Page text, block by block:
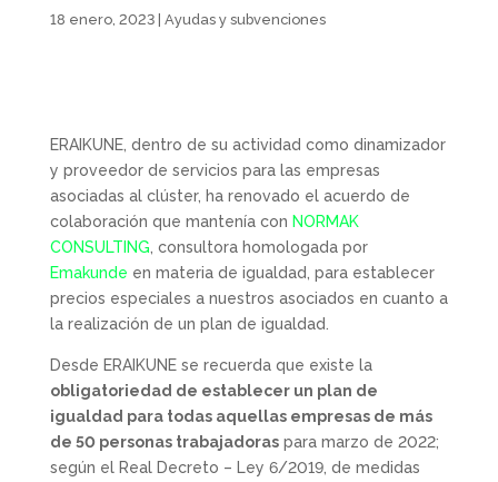
18 enero, 2023| Ayudas y subvenciones
ERAIKUNE, dentro de su actividad como dinamizador
y proveedor de servicios para las empresas
asociadas al clúster, ha renovado el acuerdo de
colaboración que mantenía con NORMAK
CONSULTING , consultora homologada por
Emakunde en materia de igualdad, para establecer
precios especiales a nuestros asociados en cuanto a
la realización de un plan de igualdad.
Desde ERAIKUNE se recuerda que existe la
obligatoriedad de establecer un plan de
igualdad para todas aquellas empresas de más
de 50 personas trabajadoraspara marzo de 2022;
según el Real Decreto – Ley 6/2019, de medidas